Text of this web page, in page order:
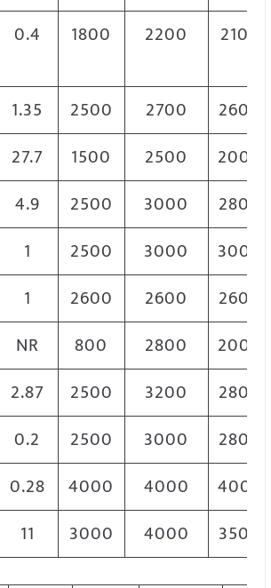
0.4 1800 2200 2100
1.35 2500 2700
2600
27.7 1500 2500
2000
4.9 2500 3000
2800
1 2500 3000
3000
1 2600 2600
2600
NR 800 2800
2000
2.87 2500 3200
2800
0.2 2500 3000
2800
0.28 4000 4000
4000
11 3000 4000 3500